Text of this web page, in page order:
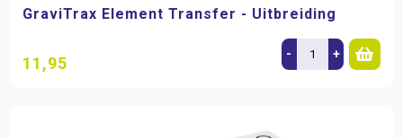
GraviTrax Element Transfer - Uitbreiding
11,95 - +